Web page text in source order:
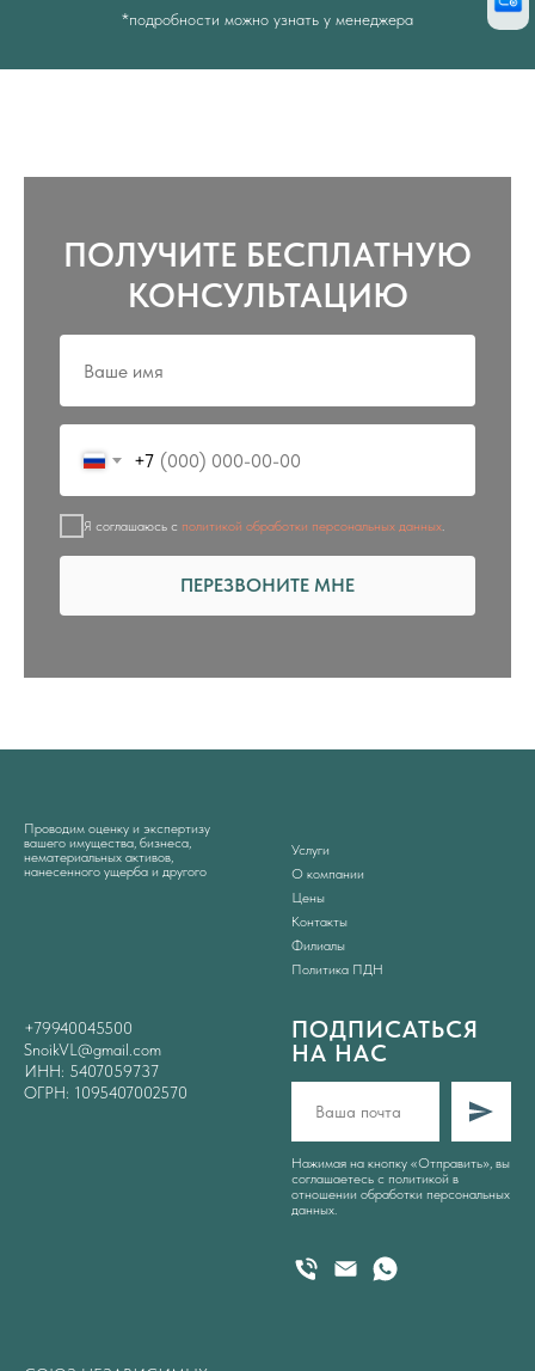
*подробности можно узнать у менеджера
ПОЛУЧИТЕ БЕСПЛАТНУЮ
КОНСУЛЬТАЦИЮ
+7
Я соглашаюсь с политикой обработки персональных данных
ПЕРЕЗВОНИТЕ МНЕ
Проводим оценку и экспертизу
вашего имущества, бизнеса,
нематериальных активов,
нанесенного ущерба и другого
Услуги
О компании
Цены
Контакты
Филиалы
Политика ПДН
+79940045500
SnoikVL@gmail.com
ИНН: 5407059737
ОГРН: 1095407002570
ПОДПИСАТЬСЯ
НА НАС
Нажимая на кнопку «Отправить», вы
соглашаетесь с политикой в
отношении обработки персональных
данных